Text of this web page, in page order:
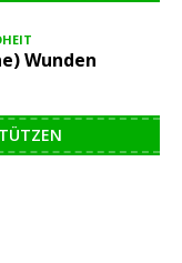
Wunden